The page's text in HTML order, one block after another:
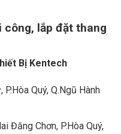
lắp đặt thang
Bị Kentech
Quý, Q.Ngũ Hành
Đăng Chơn, P.Hòa Quý,